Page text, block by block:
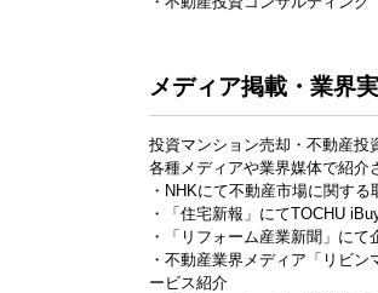
メディア掲載・業界
投資マンション売却・不動産投
各種メディアや業界媒体で紹介
・NHKにて不動産市場に関する
・「住宅新報」にてTOCHU
・「リフォーム産業新聞」にて
・不動産業界メディア「リビ
ービス紹介